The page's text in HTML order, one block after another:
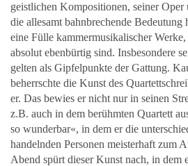
geistlichen Kompositionen, seiner Oper
die allesamt bahnbrechende Bedeutung
eine Fülle kammermusikalischer
absolut ebenbürtig sind. Insbesondere
gelten als Gipfelpunkte der Gattung.
beherrschte die Kunst des
er. Das bewies er nicht nur in seinen
z.B. auch in dem berühmten Quartett
so wunderbar«, in dem er die
handelnden Personen meisterhaft zum
Abend spürt dieser Kunst nach, in dem